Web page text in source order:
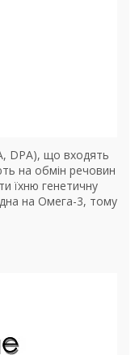
DPA), що входять
на обмін речовин
їхню генетичну
на Омега-3, тому